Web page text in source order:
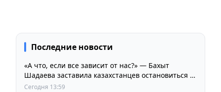
Последние новости
«А что, если все зависит от нас?» — Бахыт
Шадаева заставила казахстанцев остановиться и
задуматься
Сегодня 13:59